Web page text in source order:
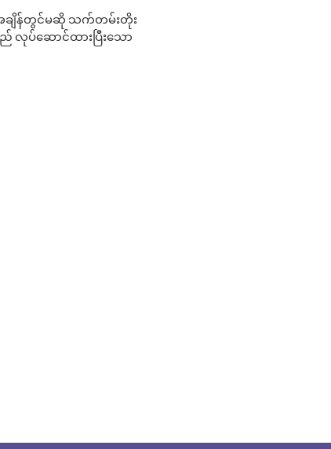
ည့်အချိန်တွင်မဆို သက်တမ်းတိုး
လုပ်ဆောင်ထားပြီးသော